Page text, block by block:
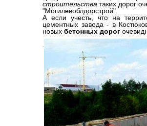
строительства таких дорог
"Могилевоблдорстрой".
А если учесть, что на
цементных завода - в
новых бетонных дорог